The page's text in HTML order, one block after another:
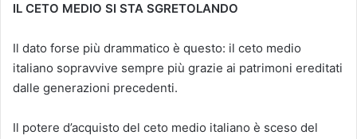
IL CETO MEDIO SI STA SGRETOLANDO
Il dato forse più drammatico è questo: il ceto medio
italiano sopravvive sempre più grazie ai patrimoni ereditati
dalle generazioni precedenti.
Il potere d’acquisto del ceto medio italiano è sceso del